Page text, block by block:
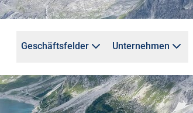
Geschäftsfelder Unternehmen